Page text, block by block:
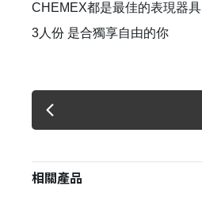
CHEMEX都是最佳的表現器具
3人份 是合獨享自由的你
相關產品